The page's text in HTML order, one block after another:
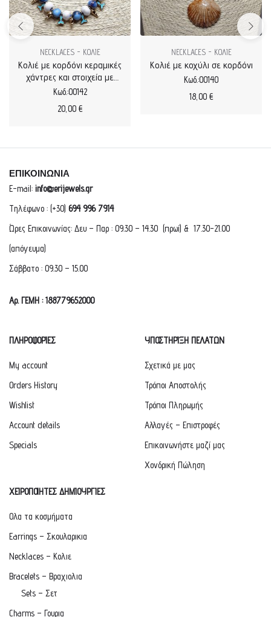
NECKLACES - ΚΟΛΙΕ
Κολιέ με κορδόνι κεραμικές
χάντρες και στοιχεία με
σμάλτο
Κωδ.:00142
20,00 €
NECKLACES - ΚΟΛΙΕ
Κολιέ με κοχύλι σε κορδόνι
Κωδ.:00140
18,00 €
ΕΠΙΚΟΙΝΩΝΙΑ
E-mail: info@erijewels.gr
Τηλέφωνο : (+30) 694 996 7914
Ώρες Επικοινωνίας: Δευ – Παρ : 09.30 – 14.30 (πρωί) & 17.30-21.00
(απόγευμα)
Σάββατο : 09.30 – 15.00
Αρ. ΓΕΜΗ : 188779652000
ΠΛΗΡΟΦΟΡΙΕΣ
My account
Orders History
Wishlist
Account details
Specials
ΥΠΟΣΤΗΡΙΞΗ ΠΕΛΑΤΩΝ
Σχετικά με μας
Τρόποι Αποστολής
Τρόποι Πληρωμής
Αλλαγές – Επιστροφές
Επικοινωνήστε μαζί μας
Χονδρική Πώληση
ΧΕΙΡΟΠΟΙΗΤΕΣ ΔΗΜΙΟΥΡΓΙΕΣ
Ολα τα κοσμήματα
Earrings – Σκουλαρικια
Necklaces – Κολιε
Bracelets – Βραχιολια
Sets – Σετ
Charms – Γουρια